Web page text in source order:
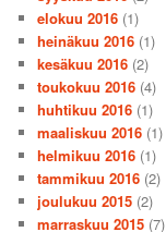
elokuu 2016 (1)
heinäkuu 2016 (1)
kesäkuu 2016 (2)
toukokuu 2016 (4)
huhtikuu 2016 (1)
maaliskuu 2016 (1)
helmikuu 2016 (1)
tammikuu 2016 (2)
joulukuu 2015 (2)
marraskuu 2015 (7)